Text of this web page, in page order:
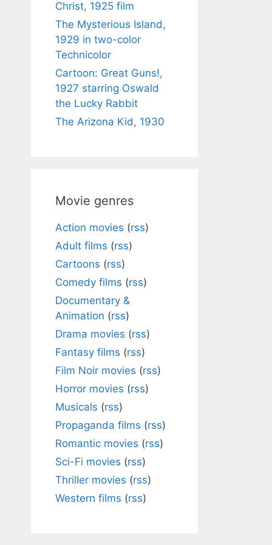
Christ, 1925 film
The Mysterious Island,
1929 in two-color
Technicolor
Cartoon: Great Guns!,
1927 starring Oswald
the Lucky Rabbit
The Arizona Kid, 1930
Movie genres
Action movies (rss)
Adult films (rss)
Cartoons (rss)
Comedy films (rss)
Documentary &
Animation (rss)
Drama movies (rss)
Fantasy films (rss)
Film Noir movies (rss)
Horror movies (rss)
Musicals (rss)
Propaganda films (rss)
Romantic movies (rss)
Sci-Fi movies (rss)
Thriller movies (rss)
Western films (rss)